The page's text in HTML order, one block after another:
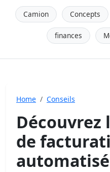
Camion Concepts
finances
Home Conseils
Découvrez
de